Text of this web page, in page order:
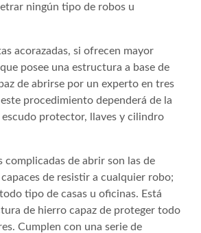
ningún tipo de robos u
acorazadas, si ofrecen mayor
posee una estructura a base de
de abrirse por un experto en tres
procedimiento dependerá de la
protector, llaves y cilindro
de abrir son las de
de resistir a cualquier robo;
tipo de casas u oficinas. Está
de hierro capaz de proteger todo
Cumplen con una serie de